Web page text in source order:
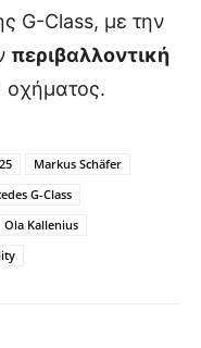
G-Class, με την
περιβαλλοντική
οχήματος.
Markus Schäfer
G-Class
Ola Kallenius